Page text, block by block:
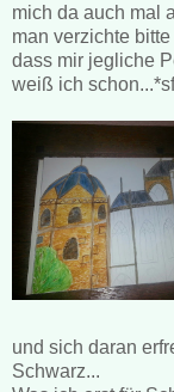
mich da auch mal
man verzichte
dass mir jegliche
weiß ich
und sich daran
Schwarz...